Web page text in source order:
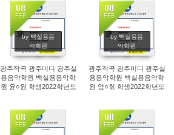
편입학 합격!
08
FEB
by 백실용음
악학원
180
광주작곡 광주미디 광주실
용음악학원 백실용음악학
원 윤○원 학생2022학년도
08
FEB
by 백실용음
악학원
188
광주작곡 광주미디 광주실
용음악학원 백실용음악학
원 엄○휘 학생2022학년도
08
FEB
08
FEB